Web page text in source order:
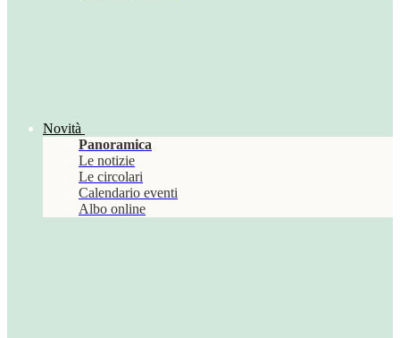
Novità
Panoramica
Le notizie
Le circolari
Calendario eventi
Albo online